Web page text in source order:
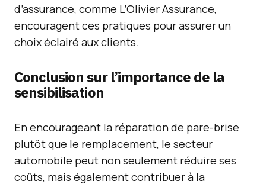
d’assurance, comme L’Olivier Assurance,
encouragent ces pratiques pour assurer un
choix éclairé aux clients.
Conclusion sur l’importance de la
sensibilisation
En encourageant la réparation de pare-brise
plutôt que le remplacement, le secteur
automobile peut non seulement réduire ses
coûts, mais également contribuer à la